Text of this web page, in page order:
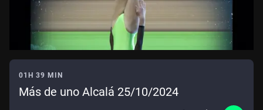
01H 39 MIN
Más de uno Alcalá 25/10/2024